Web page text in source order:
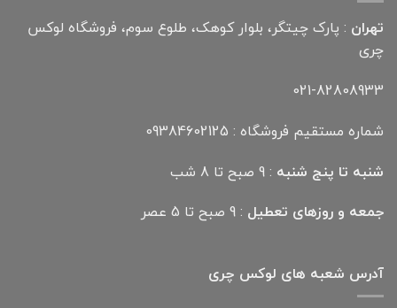
تهران : پارک چیتگر، بلوار کوهک، طلوع سوم، فروشگاه لوکس
چری
021-82808933
شماره مستقیم فروشگاه : 09384602125
شنبه تا پنج شنبه : 9 صبح تا 8 شب
جمعه و روزهای تعطیل : 9 صبح تا 5 عصر
آدرس شعبه های لوکس چری